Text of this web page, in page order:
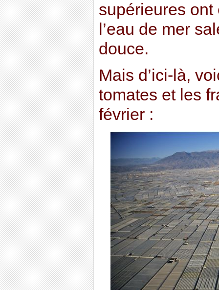
supérieures
l’eau de mer
douce.
Mais d’ici-là,
tomates et les
février :